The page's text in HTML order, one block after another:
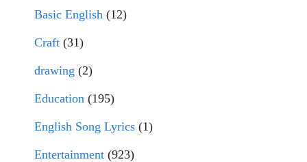
Basic English (12)
Craft (31)
drawing (2)
Education (195)
English Song Lyrics (1)
Entertainment (923)